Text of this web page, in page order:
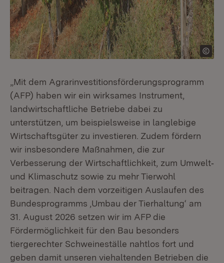
„Mit dem Agrarinvestitionsförderungsprogramm
(AFP) haben wir ein wirksames Instrument,
landwirtschaftliche Betriebe dabei zu
unterstützen, um beispielsweise in langlebige
Wirtschaftsgüter zu investieren. Zudem fördern
wir insbesondere Maßnahmen, die zur
Verbesserung der Wirtschaftlichkeit, zum Umwelt‑
und Klimaschutz sowie zu mehr Tierwohl
beitragen. Nach dem vorzeitigen Auslaufen des
Bundesprogramms ‚Umbau der Tierhaltung‘ am
31. August 2026 setzen wir im AFP die
Fördermöglichkeit für den Bau besonders
tiergerechter Schweineställe nahtlos fort und
geben damit unseren viehaltenden Betrieben die